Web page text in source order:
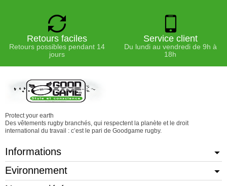
Retours faciles
Retours possibles pendant 14
jours
Service client
Du lundi au vendredi de 9h à
18h
Protect your earth
Des vêtements rugby branchés, qui respectent la planète et le droit
international du travail : c’est le pari de Goodgame rugby.
Informations
Evironnement